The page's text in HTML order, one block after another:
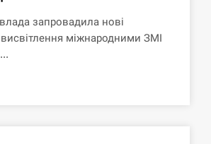
Токіо через спеку загинули
запровадила нові
міжнародними ЗМІ